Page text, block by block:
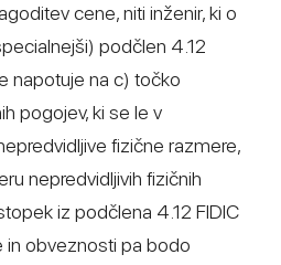
cene, niti inženir, ki o
podčlen 4.12
napotuje na c) točko
pogojev, ki se le v
fizične razmere,
nepredvidljivih fizičnih
iz podčlena 4.12 FIDIC
in obveznosti pa bodo